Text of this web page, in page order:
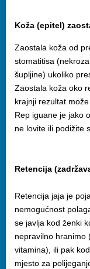
Koža (epitel)
Zaostala koža od
stomatitisa
šupljine) ukoliko
Zaostala koža oko
krajnji rezultat
Rep iguane je jako
ne lovite ili podižite
Retencija
Retencija jaja je
nemogućnost
se javlja kod ženki
nepravilno hranimo
vitamina), ili pak
mjesto za